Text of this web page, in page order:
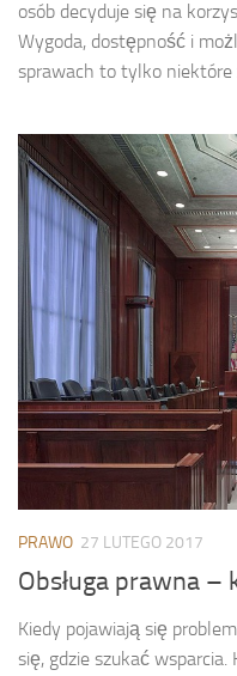
osób decyduje się na
Wygoda, dostępność i
sprawach to tylko niektóre
PRAWO 27 LUTEGO 2017
Obsługa prawna
Kiedy pojawiają się
się, gdzie szukać